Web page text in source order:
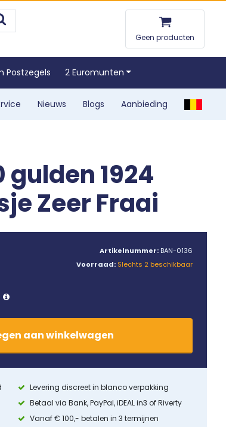
Geen producten
Postzegels 2 Euromunten
Nieuws Blogs Aanbieding
gulden 1924
Zeer Fraai
Artikelnummer: BAN-0136
Voorraad: Slechts 2 beschikbaar
aanwinkelwagen
Levering discreet in blanco verpakking
Betaal via Bank, PayPal, iDEAL in3 of Riverty
Vanaf € 100,- betalen in 3 termijnen